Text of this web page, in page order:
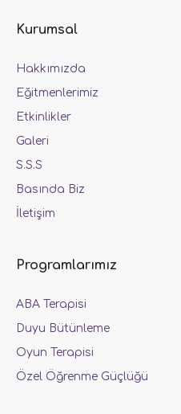
Kurumsal
Hakkımızda
Eğitmenlerimiz
Etkinlikler
Galeri
S.S.S
Basında Biz
İletişim
Programlarımız
ABA Terapisi
Duyu Bütünleme
Oyun Terapisi
Özel Öğrenme Güçlüğü